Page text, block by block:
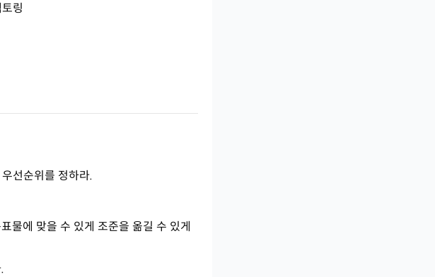
링
선순위를 정하라.
물에 맞을 수 있게 조준을 옮길 수 있게